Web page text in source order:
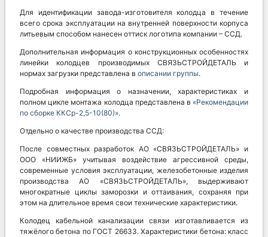
Для идентификации завода-изготовителя колодца в течение
всего срока эксплуатации на внутренней поверхности корпуса
литьевым способом нанесен оттиск логотипа компании – ССД.
Дополнительная информация о конструкционных особенностях
линейки колодцев производимых СВЯЗЬСТРОЙДЕТАЛЬ и
нормах загрузки представлена в описании группы.
Подробная информация о назначении, характеристиках и
полном цикле монтажа колодца представлена в «Рекомендации
по сборке ККСр-2,5-10(80)».
Отдельно о качестве производства ССД:
После совместных разработок АО «СВЯЗЬСТРОЙДЕТАЛЬ» и
ООО «НИИЖБ» учитывая воздействие агрессивной среды,
современные условия эксплуатации, железобетонные изделия
производства АО «СВЯЗЬСТРОЙДЕТАЛЬ», выдерживают
многократные циклы заморозки и оттаивания, сохраняя при
этом на длительное время свои технические характеристики.
Колодец кабельной канализации связи изготавливается из
тяжёлого бетона по ГОСТ 26633. Характеристики бетона: класс